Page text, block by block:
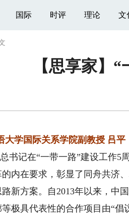
国际 时评 理论 文
【思享家】
学国际关系学院副教授 吕平
记在“一带一路”建设工作5
内在要求，彰显了同舟共济
新方案。自2013年以来，中
极具代表性的合作项目由“倡